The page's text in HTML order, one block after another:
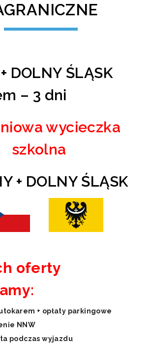
DOLNY ŚLĄSK
– 3 dni
wycieczka
szkolna
+ DOLNY ŚLĄSK
oferty
+ opłaty parkingowe
NNW
podczas wyjazdu